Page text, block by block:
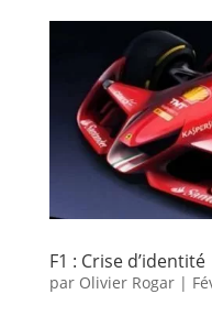
F1 : Crise d’identité
par Olivier Rogar|